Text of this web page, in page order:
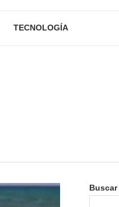
TECNOLOGÍA
Buscar